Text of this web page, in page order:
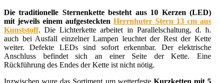
Die traditionelle Sternenkette besteht aus 10 Kerzen (LED)
mit jeweils einem aufgesteckten Herrnhuter Stern 13 cm aus
Kunststoff. Die Lichterkette arbeitet in Parallelschaltung, d. h.
auch bei Ausfall einzelner Lampen leuchtet der Rest der Kette
weiter. Defekte LEDs sind sofort erkennbar. Der elektrische
Anschluss befindet sich an einer Seite der Kette. Eine
Rückführung des Endes der Kette ist nicht nötig.